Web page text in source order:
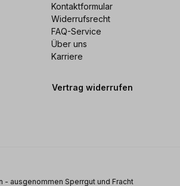
Kontaktformular
Widerrufsrecht
FAQ-Service
Über uns
Karriere
Vertrag widerrufen
- ausgenommen Sperrgut und Fracht